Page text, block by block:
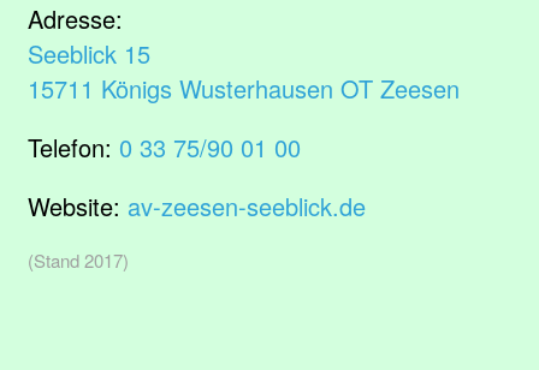
Adresse:
Seeblick 15
15711 Königs Wusterhausen OT Zeesen
Telefon: 0 33 75/90 01 00
Website: av-zeesen-seeblick.de
(Stand 2017)